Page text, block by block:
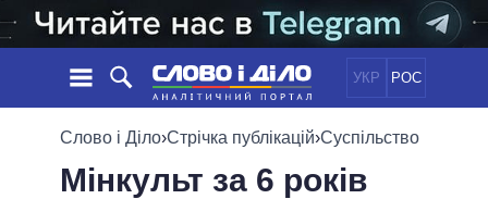
УКР РОС
НОВИНИ
СТРІЧКА
ПОЛІТИКА
ОБIЦЯНКИ
Слово і Діло›Стрічка публікацій›Суспільство
Мінкульт за 6 років